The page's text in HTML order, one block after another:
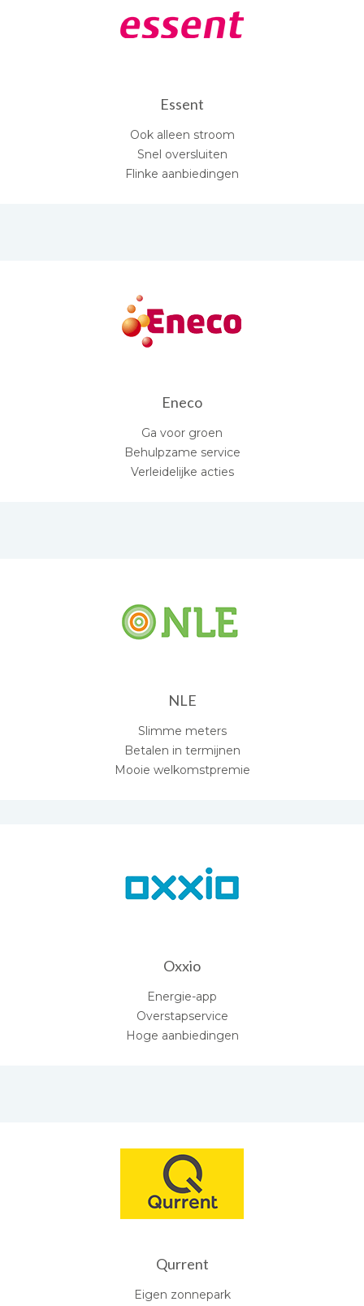
Essent
Ook alleen stroom
Snel oversluiten
Flinke aanbiedingen
Eneco
Ga voor groen
Behulpzame service
Verleidelijke acties
NLE
Slimme meters
Betalen in termijnen
Mooie welkomstpremie
Oxxio
Energie-app
Overstapservice
Hoge aanbiedingen
Qurrent
Eigen zonnepark